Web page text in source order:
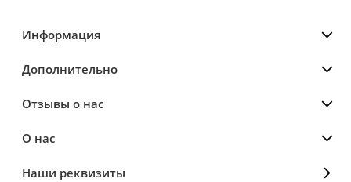
Информация
Дополнительно
Отзывы о нас
О нас
Наши реквизиты